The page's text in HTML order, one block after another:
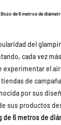
de 6 metros de
del
cada vez
experimentar el
de
por sus
sus productos
de 6 metros de